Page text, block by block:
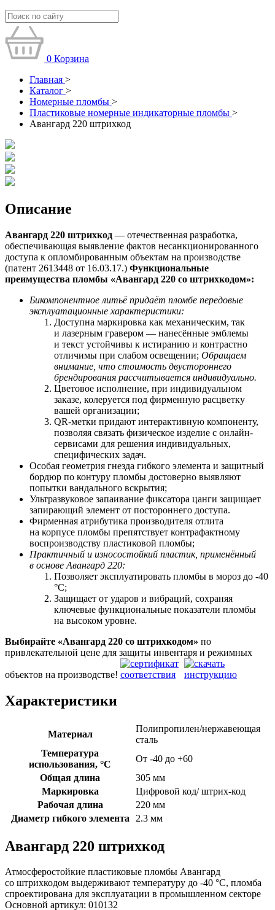
0 Корзина
Главная >
Каталог >
Номерные пломбы >
Пластиковые номерные индикаторные пломбы >
Авангард 220 штрихкод
Описание
Авангард 220 штрихкод — отечественная разработка,
обеспечивающая выявление фактов несанкционированного
доступа к опломбированным объектам на производстве
(патент 2613448 от 16.03.17.) Функциональные
преимущества пломбы «Авангард 220 со штрихкодом»:
Бикомпонентное литьё придаёт пломбе передовые
эксплуатационные характеристики:
Доступна маркировка как механическим, так
и лазерным гравером — нанесённые эмблемы
и текст устойчивы к истиранию и контрастно
отличимы при слабом освещении; Обращаем
внимание, что стоимость двустороннего
брендирования рассчитывается индивидуально.
Цветовое исполнение, при индивидуальном
заказе, колеруется под фирменную расцветку
вашей организации;
QR-метки придают интерактивную компоненту,
позволяя связать физическое изделие с онлайн-
сервисами для решения индивидуальных,
специфических задач.
Особая геометрия гнезда гибкого элемента и защитный
бордюр по контуру пломбы достоверно выявляют
попытки вандального вскрытия;
Ультразвуковое запаивание фиксатора цанги защищает
запирающий элемент от постороннего доступа.
Фирменная атрибутика производителя отлита
на корпусе пломбы препятствует контрафактному
воспроизводству пластиковой пломбы;
Практичный и износостойкий пластик, применённый
в основе Авангард 220:
Позволяет эксплуатировать пломбы в мороз до -40
°С;
Защищает от ударов и вибраций, сохраняя
ключевые функциональные показатели пломбы
на высоком уровне.
Выбирайте «Авангард 220 со штрихкодом» по
привлекательной цене для защиты инвентаря и режимных
объектов на производстве!
Характеристики
Материал
Полипропилен/нержавеющая
сталь
Температура
использования, °C
От -40 до +60
Общая длина
305 мм
Маркировка
Цифровой код/ штрих-код
Рабочая длина
220 мм
Диаметр гибкого элемента
2.3 мм
Авангард 220 штрихкод
Атмосферостойкие пластиковые пломбы Авангард
со штрихкодом выдерживают температуру до -40 °C, пломба
спроектирована для эксплуатации в промышленном секторе
Основной артикул: 010132